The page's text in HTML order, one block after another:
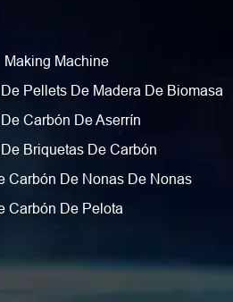
Machine
Pellets De Madera De Biomasa
Carbón De Aserrín
Briquetas De Carbón
Carbón De Nonas De Nonas
Carbón De Pelota